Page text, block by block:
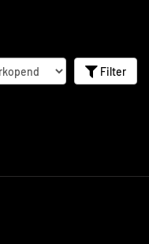
Filter